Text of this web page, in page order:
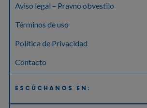
Aviso legal – Pravno obvestilo
Términos de uso
Política de Privacidad
Contacto
ESCÚCHANOS EN: